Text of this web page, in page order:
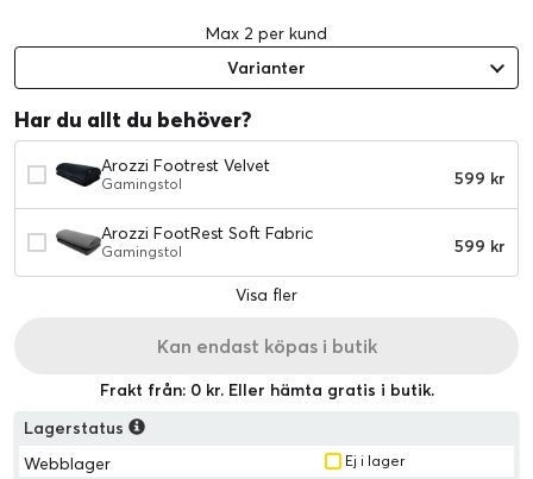
Max 2 per kund
Varianter
Har du allt du behöver?
Arozzi Footrest Velvet
Gamingstol 599 kr
Arozzi FootRest Soft Fabric
Gamingstol 599 kr
Visa fler
Kan endast köpas i butik
Frakt från: 0 kr. Eller hämta gratis i butik.
Lagerstatus
Webblager
Ej i lager